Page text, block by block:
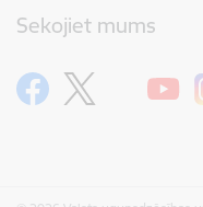
Sekojiet mums